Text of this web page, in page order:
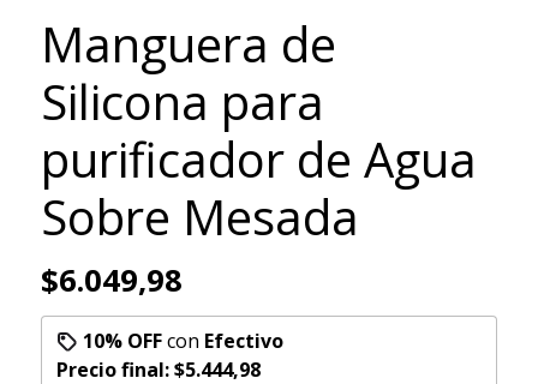
Manguera de
Silicona para
purificador de Agua
Sobre Mesada
$6.049,98
10% OFFcon Efectivo
Precio final:$5.444,98